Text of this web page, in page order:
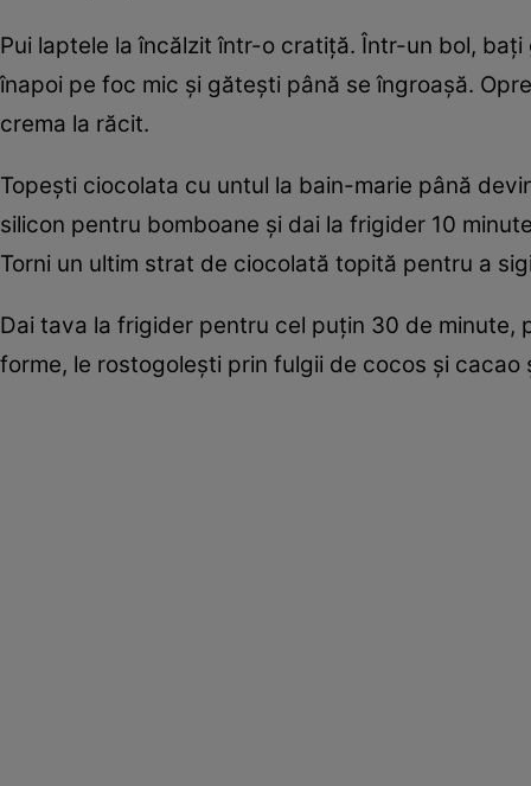
Pui laptele la încălzit într-o cratiță. Într-un bol,
înapoi pe foc mic și gătești până se îngroașă.
crema la răcit.
Topești ciocolata cu untul la bain-marie până
silicon pentru bomboane și dai la frigider 10
Torni un ultim strat de ciocolată topită pentru a
Dai tava la frigider pentru cel puțin 30 de minute,
forme, le rostogolești prin fulgii de cocos și cacao